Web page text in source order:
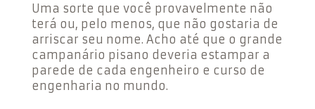
Uma sorte que você provavelmente não
terá ou, pelo menos, que não gostaria de
arriscar seu nome. Acho até que o grande
campanário pisano deveria estampar a
parede de cada engenheiro e curso de
engenharia no mundo.